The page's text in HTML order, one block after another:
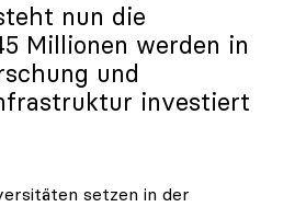
nun die
Millionen werden in
und
investiert
setzen in der